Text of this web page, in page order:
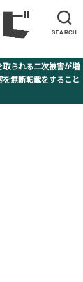
SEARCH
られる二次被害が増
断転載をすること